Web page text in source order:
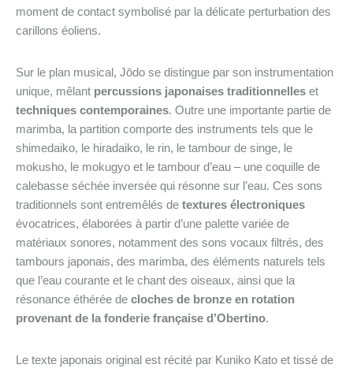
moment de contact symbolisé par la délicate perturbation des
carillons éoliens.
Sur le plan musical, Jōdo se distingue par son instrumentation
unique, mêlant percussions japonaises traditionnelles et
techniques contemporaines. Outre une importante partie de
marimba, la partition comporte des instruments tels que le
shimedaiko, le hiradaiko, le rin, le tambour de singe, le
mokusho, le mokugyo et le tambour d’eau – une coquille de
calebasse séchée inversée qui résonne sur l’eau. Ces sons
traditionnels sont entremêlés de textures électroniques
évocatrices, élaborées à partir d’une palette variée de
matériaux sonores, notamment des sons vocaux filtrés, des
tambours japonais, des marimba, des éléments naturels tels
que l’eau courante et le chant des oiseaux, ainsi que la
résonance éthérée de cloches de bronze en rotation
provenant de la fonderie française d’Obertino.
Le texte japonais original est récité par Kuniko Kato et tissé de